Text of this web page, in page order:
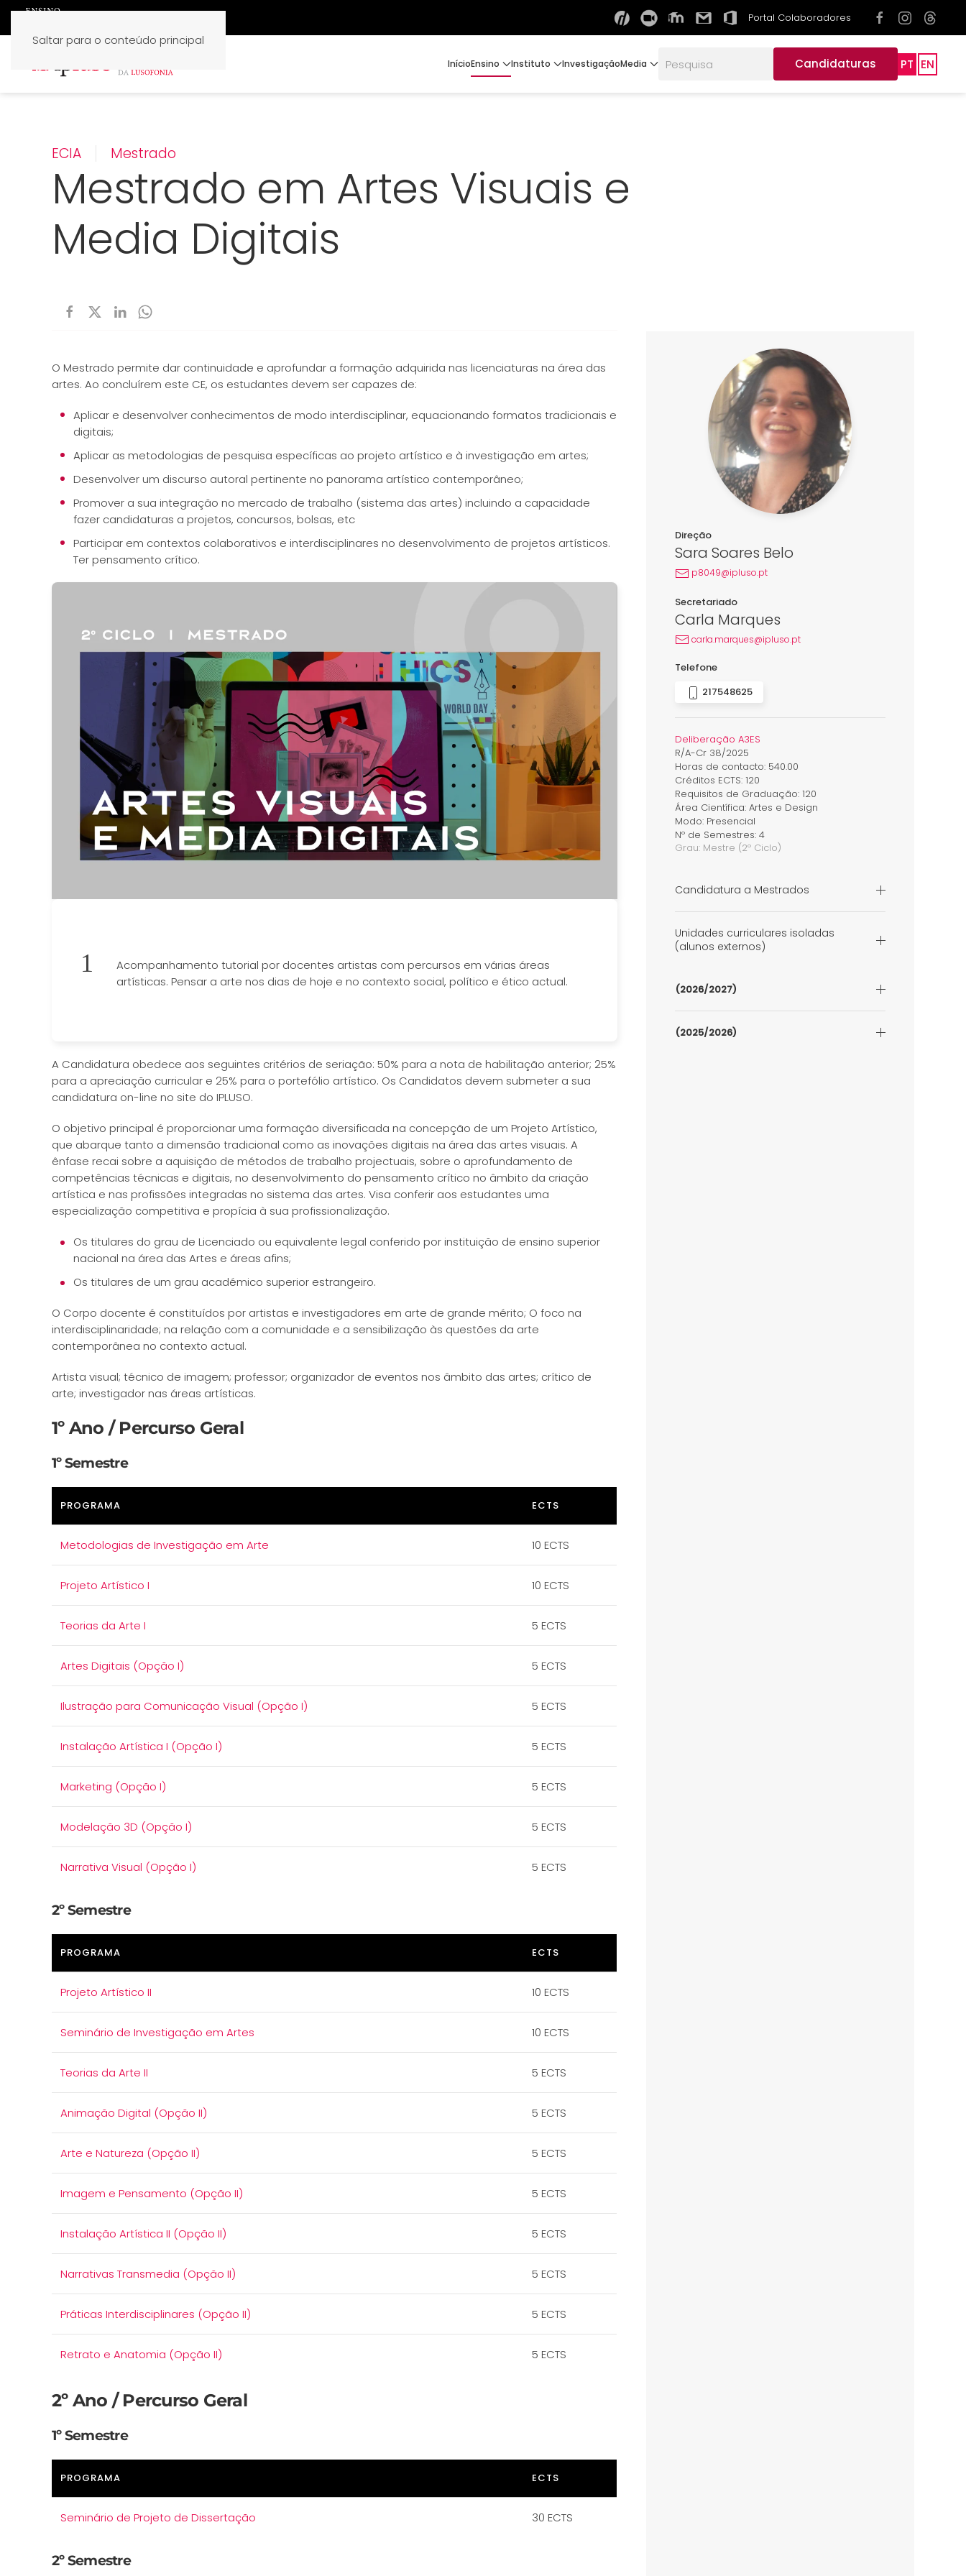
Saltar para o conteúdo principal
Portal Colaboradores
InícioEnsino Instituto InvestigaçãoMedia Candidaturas PT EN
ECIA Mestrado
Mestrado em Artes Visuais e
Media Digitais
Direção
Sara Soares Belo
p8049@ipluso.pt
Secretariado
Carla Marques
carla.marques@ipluso.pt
Telefone
217548625
Deliberação A3ES
R/A-Cr 38/2025
Horas de contacto: 540.00
Créditos ECTS: 120
Requisitos de Graduação: 120
Área Científica: Artes e Design
Modo: Presencial
Nº de Semestres: 4
Grau: Mestre (2º Ciclo)
Candidatura a Mestrados
Unidades curriculares isoladas
(alunos externos)
(2026/2027)
(2025/2026)
O Mestrado permite dar continuidade e aprofundar a formação adquirida nas licenciaturas na área das
artes. Ao concluírem este CE, os estudantes devem ser capazes de:
Aplicar e desenvolver conhecimentos de modo interdisciplinar, equacionando formatos tradicionais e
digitais;
Aplicar as metodologias de pesquisa específicas ao projeto artístico e à investigação em artes;
Desenvolver um discurso autoral pertinente no panorama artístico contemporâneo;
Promover a sua integração no mercado de trabalho (sistema das artes) incluindo a capacidade
fazer candidaturas a projetos, concursos, bolsas, etc
Participar em contextos colaborativos e interdisciplinares no desenvolvimento de projetos artísticos.
Ter pensamento crítico.
Acompanhamento tutorial por docentes artistas com percursos em várias áreas
artísticas. Pensar a arte nos dias de hoje e no contexto social, político e ético actual.
A Candidatura obedece aos seguintes critérios de seriação: 50% para a nota de habilitação anterior; 25%
para a apreciação curricular e 25% para o portefólio artístico. Os Candidatos devem submeter a sua
candidatura on-line no site do IPLUSO.
O objetivo principal é proporcionar uma formação diversificada na concepção de um Projeto Artístico,
que abarque tanto a dimensão tradicional como as inovações digitais na área das artes visuais. A
ênfase recai sobre a aquisição de métodos de trabalho projectuais, sobre o aprofundamento de
competências técnicas e digitais, no desenvolvimento do pensamento crítico no âmbito da criação
artística e nas profissões integradas no sistema das artes. Visa conferir aos estudantes uma
especialização competitiva e propícia à sua profissionalização.
Os titulares do grau de Licenciado ou equivalente legal conferido por instituição de ensino superior
nacional na área das Artes e áreas afins;
Os titulares de um grau académico superior estrangeiro.
O Corpo docente é constituídos por artistas e investigadores em arte de grande mérito; O foco na
interdisciplinaridade; na relação com a comunidade e a sensibilização às questões da arte
contemporânea no contexto actual.
Artista visual; técnico de imagem; professor; organizador de eventos nos âmbito das artes; crítico de
arte; investigador nas áreas artísticas.
1º Ano / Percurso Geral
1º Semestre
PROGRAMA ECTS
Metodologias de Investigação em Arte 10 ECTS
Projeto Artístico I 10 ECTS
Teorias da Arte I 5 ECTS
Artes Digitais (Opção I) 5 ECTS
Ilustração para Comunicação Visual (Opção I) 5 ECTS
Instalação Artística I (Opção I) 5 ECTS
Marketing (Opção I) 5 ECTS
Modelação 3D (Opção I) 5 ECTS
Narrativa Visual (Opção I) 5 ECTS
2º Semestre
PROGRAMA ECTS
Projeto Artístico II 10 ECTS
Seminário de Investigação em Artes 10 ECTS
Teorias da Arte II 5 ECTS
Animação Digital (Opção II) 5 ECTS
Arte e Natureza (Opção II) 5 ECTS
Imagem e Pensamento (Opção II) 5 ECTS
Instalação Artística II (Opção II) 5 ECTS
Narrativas Transmedia (Opção II) 5 ECTS
Práticas Interdisciplinares (Opção II) 5 ECTS
Retrato e Anatomia (Opção II) 5 ECTS
2º Ano / Percurso Geral
1º Semestre
PROGRAMA ECTS
Seminário de Projeto de Dissertação 30 ECTS
2º Semestre